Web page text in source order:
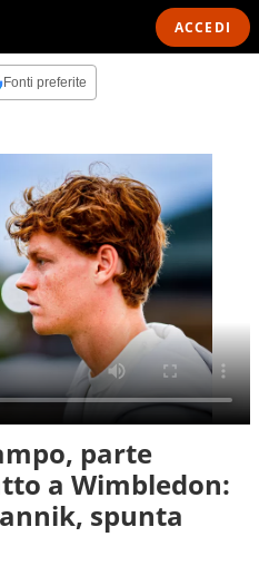
ACCEDI
Fonti preferite
parte
a Wimbledon:
spunta